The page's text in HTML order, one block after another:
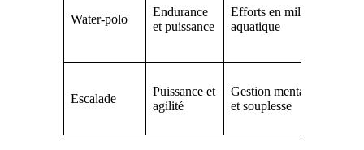
Water-polo
Endurance
et puissance
Efforts en milieu
aquatique
Escalade
Puissance et
agilité
Gestion mentale
et souplesse